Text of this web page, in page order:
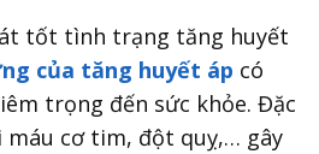
tốt tình trạng tăng huyết
của tăng huyết áp có
trọng đến sức khỏe. Đặc
máu cơ tim, đột quỵ,… gây